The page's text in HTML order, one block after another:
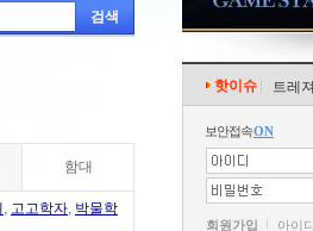
검색
함대
, 고고학자, 박물학
핫이슈 트레
보안접속ON
회원가입 아이